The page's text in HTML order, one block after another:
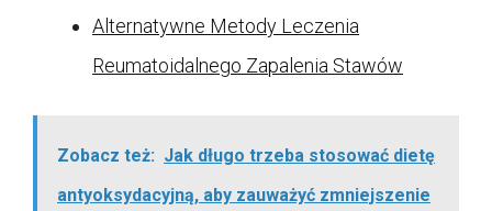
Alternatywne Metody Leczenia
Reumatoidalnego Zapalenia Stawów
Zobacz też: Jak długo trzeba stosować dietę
antyoksydacyjną, aby zauważyć zmniejszenie